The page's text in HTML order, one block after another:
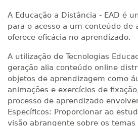
A Educação a Distância - EAD é
para o acesso a um conteúdo de
oferece eficácia no aprendizado.
A utilização de Tecnologias
geração alia conteúdo online
objetos de aprendizagem como
animações e exercícios de
processo de aprendizado
Específicos: Proporcionar ao
visão abrangente sobre os temas